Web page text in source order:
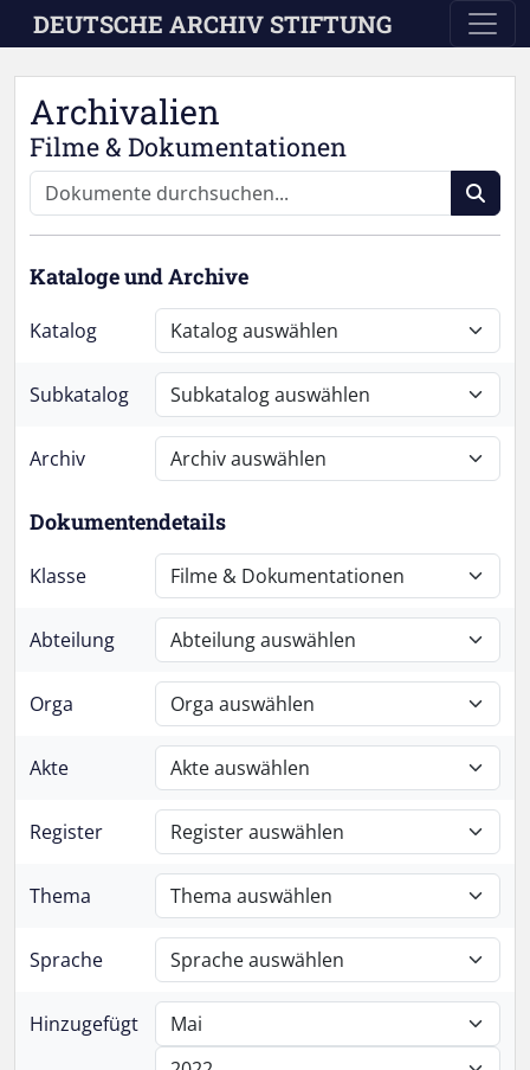
Skip to main content
DEUTSCHE ARCHIV STIFTUNG
Archivalien
Filme & Dokumentationen
Kataloge und Archive
Katalog
Subkatalog
Archiv
Dokumentendetails
Klasse
Abteilung
Orga
Akte
Register
Thema
Sprache
Hinzugefügt